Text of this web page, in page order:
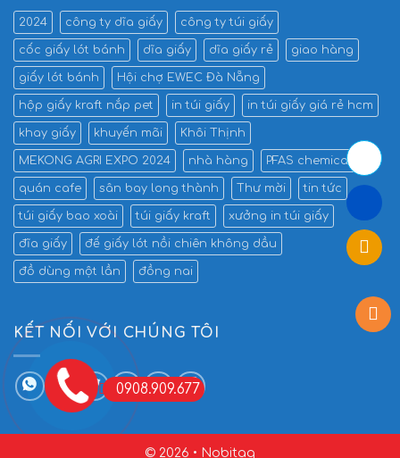
2024 công ty dĩa giấy công ty túi giấy
cốc giấy lót bánh dĩa giấy dĩa giấy rẻ giao hàng
giấy lót bánh Hội chợ EWEC Đà Nẵng
hộp giấy kraft nắp pet in túi giấy in túi giấy giá rẻ hcm
khay giấy khuyến mãi Khôi Thịnh
MEKONG AGRI EXPO 2024 nhà hàng PFAS chemicals
quán cafe sân bay long thành Thư mời tin tức
túi giấy bao xoài túi giấy kraft xưởng in túi giấy
đĩa giấy đế giấy lót nồi chiên không dầu
đồ dùng một lần đồng nai
KẾT NỐI VỚI CHÚNG TÔI
© 2026 • Nobitaq
0908.909.677